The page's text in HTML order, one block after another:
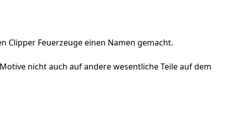
Clipper Feuerzeuge einen Namen gemacht.
nicht auch auf andere wesentliche Teile auf dem